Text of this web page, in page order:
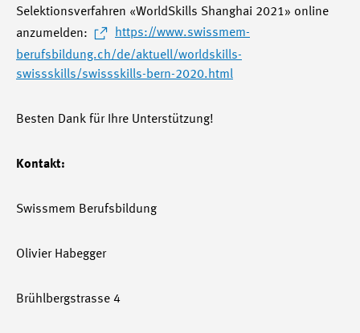
Selektionsverfahren «WorldSkills Shanghai 2021» online
anzumelden:
https://www.swissmem-
berufsbildung.ch/de/aktuell/worldskills-
swissskills/swissskills-bern-2020.html
Besten Dank für Ihre Unterstützung!
Kontakt:
Swissmem Berufsbildung
Olivier Habegger
Brühlbergstrasse 4